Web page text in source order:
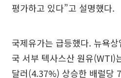
평가하고 있다”고 설명했다.
국제유가는 급등했다. 뉴욕
국 서부 텍사스산 원유(WTI)
달러(4.37%) 상승한 배럴당